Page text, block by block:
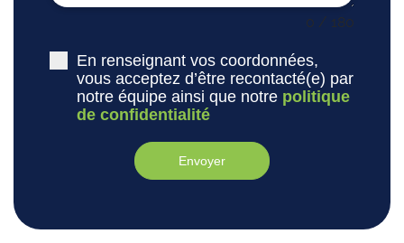
0 / 180
En renseignant vos coordonnées,
vous acceptez d’être recontacté(e) par
notre équipe ainsi que notre politique
de confidentialité
Envoyer